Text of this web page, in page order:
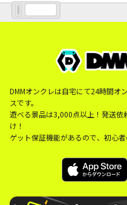
DMMオンクレは自宅にて24時間オ
スです。
遊べる景品は3,000点以上！発送依
け！
ゲット保証機能があるので、初心